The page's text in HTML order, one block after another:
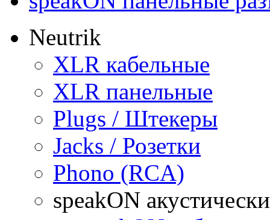
Neutrik
XLR кабельные
XLR панельные
Plugs / Штекеры
Jacks / Розетки
Phono (RCA)
speakON